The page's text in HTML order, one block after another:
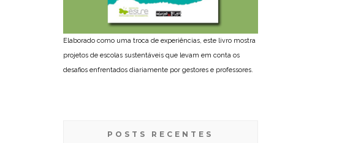
Elaborado como uma troca de experiências, este livro mostra
projetos de escolas sustentáveis que levam em conta os
desafios enfrentados diariamente por gestores e professores.
POSTS RECENTES